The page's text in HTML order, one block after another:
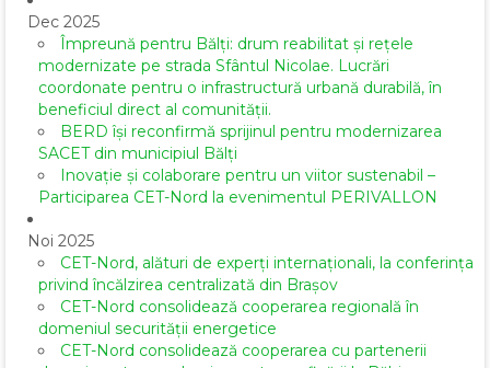
Dec 2025
Împreună pentru Bălți: drum reabilitat și rețele
modernizate pe strada Sfântul Nicolae. Lucrări
coordonate pentru o infrastructură urbană durabilă, în
beneficiul direct al comunității.
BERD își reconfirmă sprijinul pentru modernizarea
SACET din municipiul Bălți
Inovație și colaborare pentru un viitor sustenabil –
Participarea CET-Nord la evenimentul PERIVALLON
Noi 2025
CET-Nord, alături de experți internaționali, la conferința
privind încălzirea centralizată din Brașov
CET-Nord consolidează cooperarea regională în
domeniul securității energetice
CET-Nord consolidează cooperarea cu partenerii